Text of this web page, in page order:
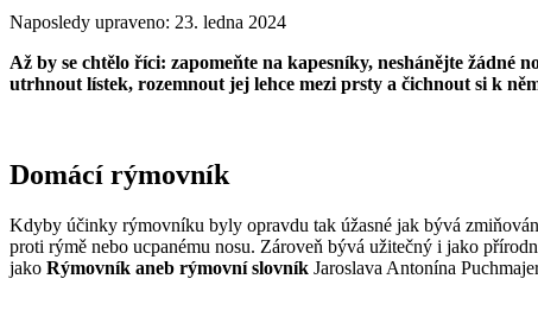
Naposledy upraveno: 23. ledna 2024
Až by se chtělo říci: zapomeňte na kapesníky, neshánějte
utrhnout lístek, rozemnout jej lehce mezi prsty a čichnout si k
Domácí rýmovník
Kdyby účinky rýmovníku byly opravdu tak úžasné jak bývá
proti rýmě nebo ucpanému nosu. Zároveň bývá užitečný i jako
jako Rýmovník aneb rýmovní slovník Jaroslava Antonína